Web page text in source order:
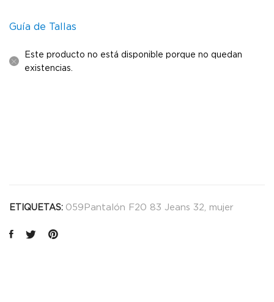
Guía de Tallas
Este producto no está disponible porque no quedan
existencias.
ETIQUETAS: 059Pantalón F20 83 Jeans 32 mujer